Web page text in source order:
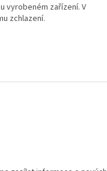
zařízení. V
zchlazení.